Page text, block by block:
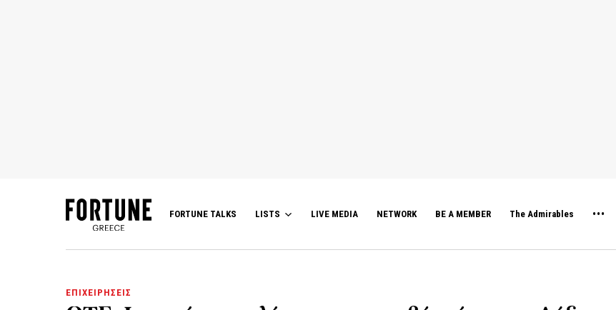
FORTUNE TALKS LISTS LIVE MEDIA NETWORK BE A MEMBER The Admirables
ΕΠΙΧΕΙΡΗΣΕΙΣ